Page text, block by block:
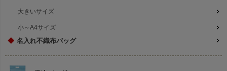
大きいサイズ
小～A4サイズ
◆ 名入れ不織布バッグ